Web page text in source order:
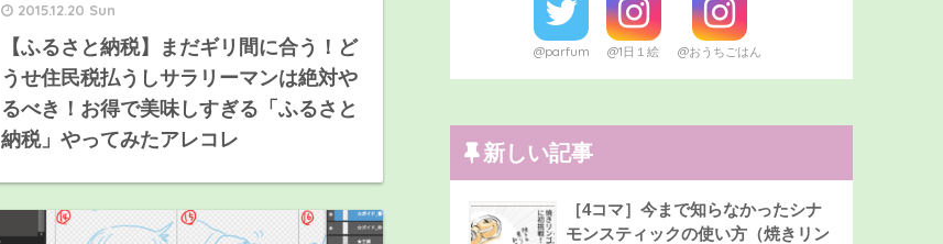
2015.12.20 Sun
【ふるさと納税】まだギリ間に合う！ど
うせ住民税払うしサラリーマンは絶対や
るべき！お得で美味しすぎる「ふるさと
納税」やってみたアレコレ
@parfum @1日１絵 @おうちごはん
新しい記事
［4コマ］今まで知らなかったシナ
モンスティックの使い方（焼きリン